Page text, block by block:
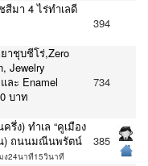
มา 4 ไร่ทำเลดี
394
าชุบชีโร่,Zero
Jewelry
ละ Enamel
บาท
734
ง) ทำเล “คูเมือง
น) ถนนมณีนพรัตน์
ง24นาที15วินาที
385